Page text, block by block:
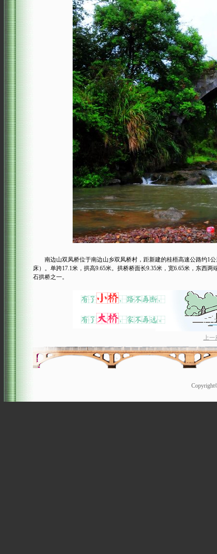
南边山双凤桥位于南边山乡双凤桥村，距新建的桂梧高速公路约1公
床）。单跨17.1米，拱高9.65米。拱桥桥面长9.35米，宽6.65米，东西
石拱桥之一。
上一